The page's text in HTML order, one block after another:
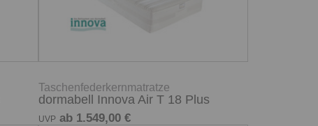
Taschenfederkernmatratze
dormabell Innova Air T 18 Plus
UVP ab 1.549,00 €